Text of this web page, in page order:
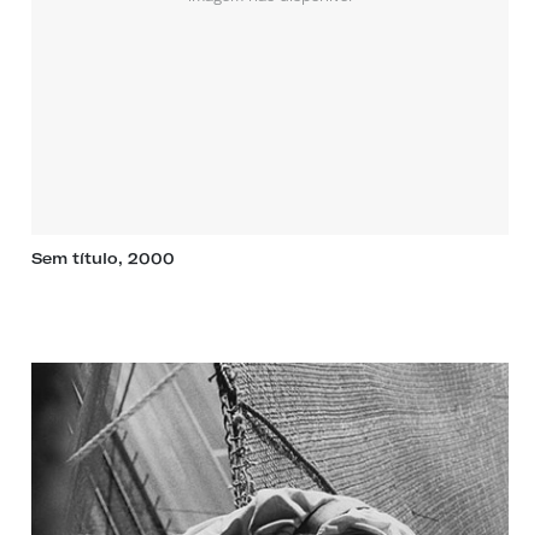
Sem título, 2000